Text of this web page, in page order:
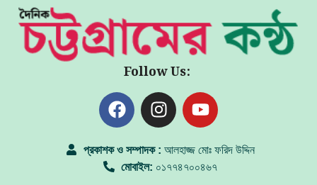
Follow Us:
প্রকাশক ও সম্পাদক : আলহাজ্জ মোঃ ফরিদ উদ্দিন
মোবাইল: ০১৭৭৪৭০০৪৬৭